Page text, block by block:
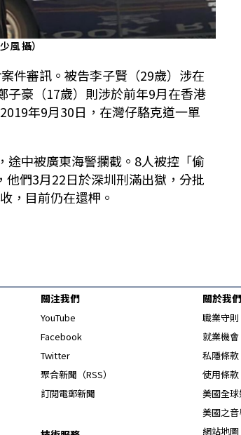
風 攝）
件審訊。被告李子賢（29歲）涉在
子豪（17歲）則涉於前年9月在香港
年9月30日，在灣仔駱克道一單
途中被廣東海警攔截。8人被控「偷
們3月22日於深圳刑滿出獄，分批
，目前仍在還柙。
關注我們
YouTube
Facebook
Twitter
聚合新聞（RSS）
訂閱電郵新聞
關於我們
職業守則
就業機會
私隱條款
使用條款
美國全
美國之
網站地圖